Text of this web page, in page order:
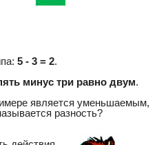
5 - 3 = 2.
минус три равно двум.
является уменьшаемым,
разность?